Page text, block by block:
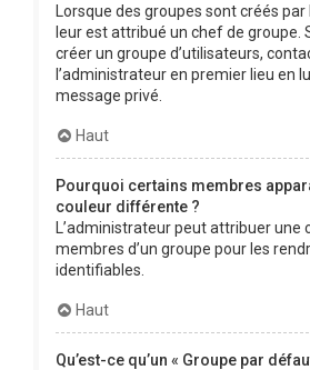
Lorsque des groupes sont créés par
leur est attribué un chef de groupe.
créer un groupe d’utilisateurs,
l’administrateur en premier lieu en
message privé.
Haut
Pourquoi certains membres
couleur différente ?
L’administrateur peut attribuer une
membres d’un groupe pour les
identifiables.
Haut
Qu’est-ce qu’un « Groupe par